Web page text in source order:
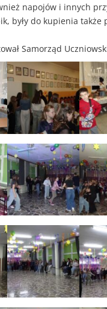
napojów i innych
były do kupienia także
Samorząd